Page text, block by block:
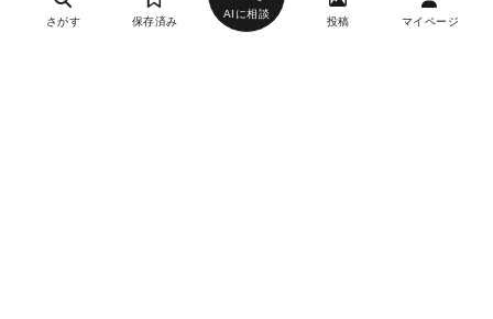
さがす 保存済み
AIに相談
投稿 マイページ